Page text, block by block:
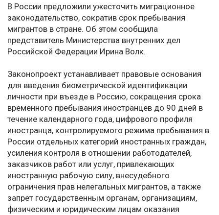
В России предложили ужесточить миграционное
законодательство, сократив срок пребывания
мигрантов в стране. Об этом сообщила
представитель Министерства внутренних дел
Российской Федерации Ирина Волк.
Законопроект устанавливает правовые основания
для введения биометрической идентификации
личности при въезде в Россию, сокращения срока
временного пребывания иностранцев до 90 дней в
течение календарного года, цифрового профиля
иностранца, контролируемого режима пребывания в
России отдельных категорий иностранных граждан,
усиления контроля в отношении работодателей,
заказчиков работ или услуг, привлекающих
иностранную рабочую силу, внесудебного
ограничения прав нелегальных мигрантов, а также
запрет государственным органам, организациям,
физическим и юридическим лицам оказания